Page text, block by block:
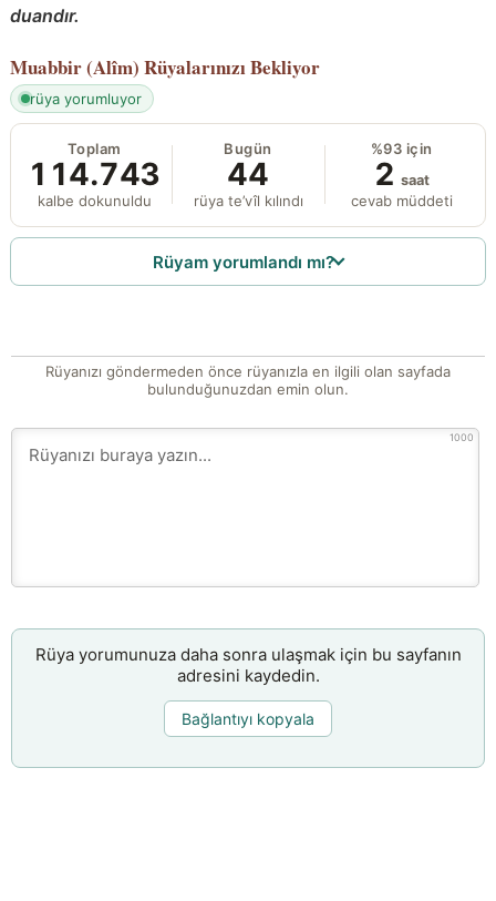
duandır.
Muabbir (Alîm) Rüyalarınızı Bekliyor
rüya yorumluyor
Toplam
114.743
kalbe dokunuldu
Bugün
44
rüya te’vîl kılındı
%93 için
2 saat
cevab müddeti
Rüyam yorumlandı mı?
Rüyanızı göndermeden önce rüyanızla en ilgili olan sayfada
bulunduğunuzdan emin olun.
1000
Rüya yorumunuza daha sonra ulaşmak için bu sayfanın
adresini kaydedin.
Bağlantıyı kopyala